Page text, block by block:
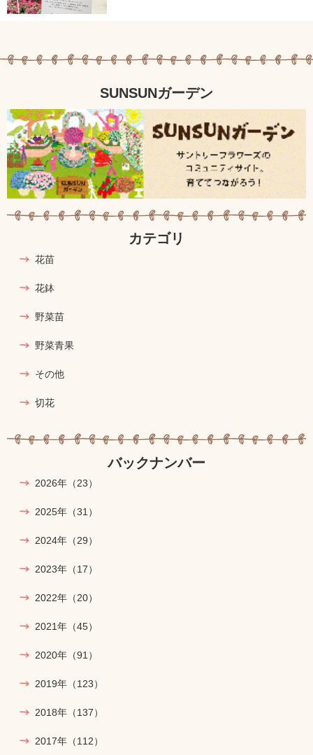
SUNSUNガーデン
カテゴリ
花苗
花鉢
野菜苗
野菜青果
その他
切花
バックナンバー
2026年 （23）
2025年 （31）
2024年 （29）
2023年 （17）
2022年 （20）
2021年 （45）
2020年 （91）
2019年 （123）
2018年 （137）
2017年 （112）